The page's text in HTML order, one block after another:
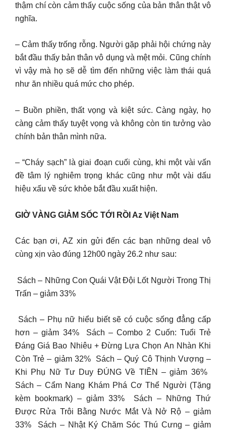
thậm chí còn cảm thấy cuộc sống của bản thân thật vô
nghĩa.
– Cảm thấy trống rỗng. Người gặp phải hội chứng này
bắt đầu thấy bản thân vô dụng và mệt mỏi. Cũng chính
vì vậy mà họ sẽ dễ tìm đến những việc làm thái quá
như ăn nhiều quá mức cho phép.
– Buồn phiền, thất vọng và kiệt sức. Càng ngày, họ
càng cảm thấy tuyệt vọng và không còn tin tưởng vào
chính bản thân mình nữa.
– “Cháy sạch” là giai đoạn cuối cùng, khi một vài vấn
đề tâm lý nghiêm trọng khác cũng như một vài dấu
hiệu xấu về sức khỏe bắt đầu xuất hiện.
GIỜ VÀNG GIẢM SỐC TỚI RỒI Az Việt Nam
Các bạn ơi, AZ xin gửi đến các bạn những deal vô
cùng xịn vào đúng 12h00 ngày 26.2 như sau:
︎ Sách – Những Con Quái Vật Đội Lốt Người Trong Thị
Trấn – giảm 33%
︎ Sách – Phụ nữ hiểu biết sẽ có cuộc sống đẳng cấp
hơn – giảm 34% ︎ Sách – Combo 2 Cuốn: Tuổi Trẻ
Đáng Giá Bao Nhiêu + Đừng Lựa Chọn An Nhàn Khi
Còn Trẻ – giảm 32% ︎ Sách – Quý Cô Thịnh Vượng –
Khi Phụ Nữ Tư Duy ĐÚNG Về TIỀN – giảm 36% ︎
Sách – Cẩm Nang Khám Phá Cơ Thể Người (Tặng
kèm bookmark) – giảm 33% ︎ Sách – Những Thứ
Được Rửa Trôi Bằng Nước Mắt Và Nở Rộ – giảm
33% ︎ Sách – Nhật Ký Chăm Sóc Thú Cưng – giảm